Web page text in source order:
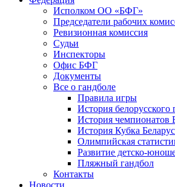
Исполком ОО «БФГ»
Председатели рабочих
Ревизионная комиссия
Судьи
Инспекторы
Офис БФГ
Документы
Все о гандболе
Правила игры
История белорусского
История чемпионатов
История Кубка
Олимпийская
Развитие детско-
Пляжный гандбол
Контакты
Новости